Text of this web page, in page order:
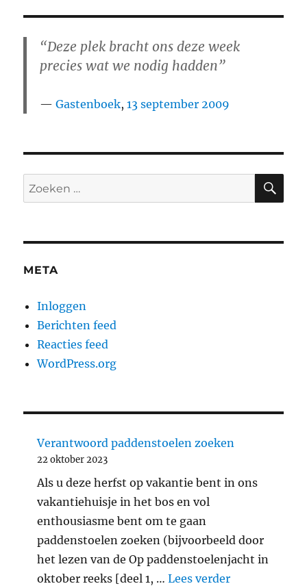
“Deze plek bracht ons deze week
precies wat we nodig hadden”
Gastenboek,13 september 2009
Zoeken
naar:
META
Inloggen
Berichten feed
Reacties feed
WordPress.org
Verantwoord paddenstoelen zoeken
22 oktober 2023
Als u deze herfst op vakantie bent in ons
vakantiehuisje in het bos en vol
enthousiasme bent om te gaan
paddenstoelen zoeken (bijvoorbeeld door
het lezen van de Op paddenstoelenjacht in
oktober reeks [deel 1, …Lees verder